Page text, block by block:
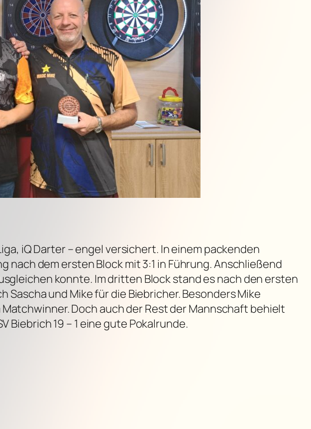
iQ Darter – engel versichert. In einem packenden
nach dem ersten Block mit 3:1 in Führung. Anschließend
konnte. Im dritten Block stand es nach den ersten
und Mike für die Biebricher. Besonders Mike
Doch auch der Rest der Mannschaft behielt
Biebrich 19 – 1 eine gute Pokalrunde.